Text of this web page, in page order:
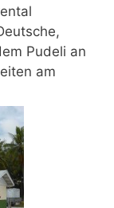
Pudeli an
am